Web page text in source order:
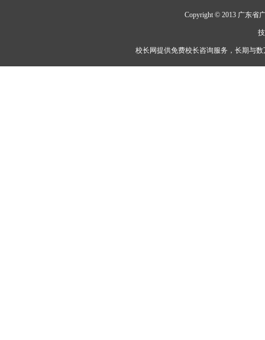
Copyright © 2013 广东省
校长网提供免费校长咨询服务，长期与